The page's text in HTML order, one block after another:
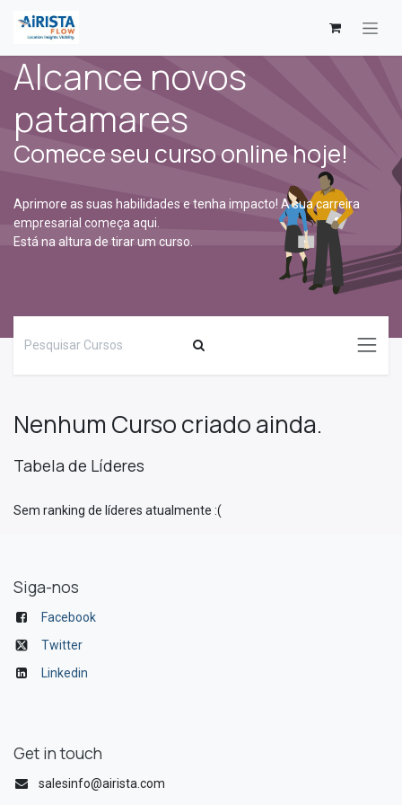
Alcance novos
patamares
Comece seu curso online hoje!
Aprimore as suas habilidades e tenha impacto! A sua carreira
empresarial começa aqui.
Está na altura de tirar um curso.
Tabela de Líderes
Sem ranking de líderes atualmente :(
Nenhum Curso criado ainda.
Siga-nos
Facebook
Twitter
Linkedin
Get in touch
salesinfo@airista.com